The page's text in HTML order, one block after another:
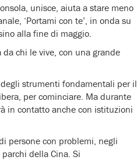
unisce, aiuta a stare meno
‘Portami con te’, in onda su
alla fine di maggio.
chi le vive, con una grande
strumenti fondamentali per il
per cominciare. Ma durante
in contatto anche con istituzioni
persone con problemi, negli
della Cina. Si